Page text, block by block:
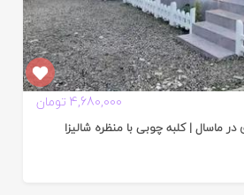
4,680,000 تومان
ماسال | کلبه چوبی با منظره شالیزا